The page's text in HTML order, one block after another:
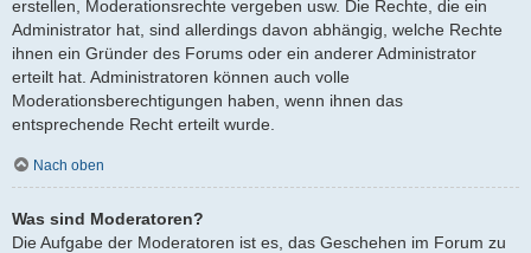
erstellen, Moderationsrechte vergeben usw. Die Rechte, die ein
Administrator hat, sind allerdings davon abhängig, welche Rechte
ihnen ein Gründer des Forums oder ein anderer Administrator
erteilt hat. Administratoren können auch volle
Moderationsberechtigungen haben, wenn ihnen das
entsprechende Recht erteilt wurde.
Nach oben
Was sind Moderatoren?
Die Aufgabe der Moderatoren ist es, das Geschehen im Forum zu